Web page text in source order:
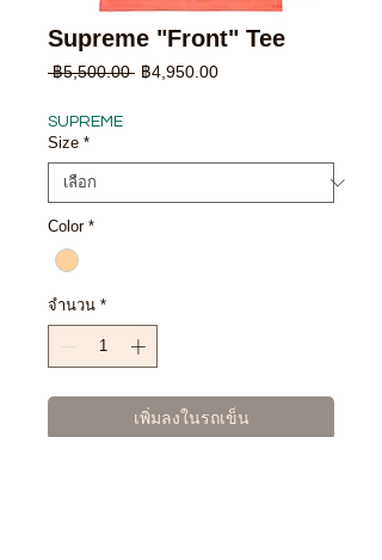
Supreme "Front" Tee
฿5,500.00 ราคา
฿4,950.00ราคา
SUPREME
Size *
Color *
จำนวน *
เพิ่มลงในรถเข็น